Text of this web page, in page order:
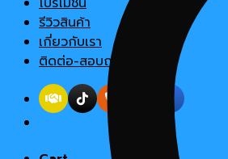
รีวิวสินค้า
เกี่ยวกับเรา
ติดต่อ-สอบถาม